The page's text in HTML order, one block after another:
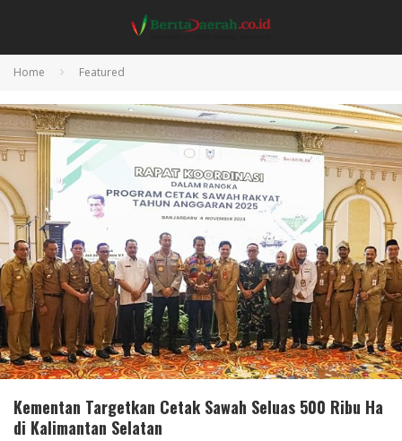
Home Featured
Kementan Targetkan Cetak Sawah Seluas 500 Ribu Ha
di Kalimantan Selatan